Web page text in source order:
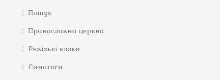
Пошук
Православна церква
Ревізькі казки
Синагоги